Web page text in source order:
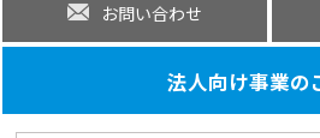
お問い合わせ
法人向け事業の